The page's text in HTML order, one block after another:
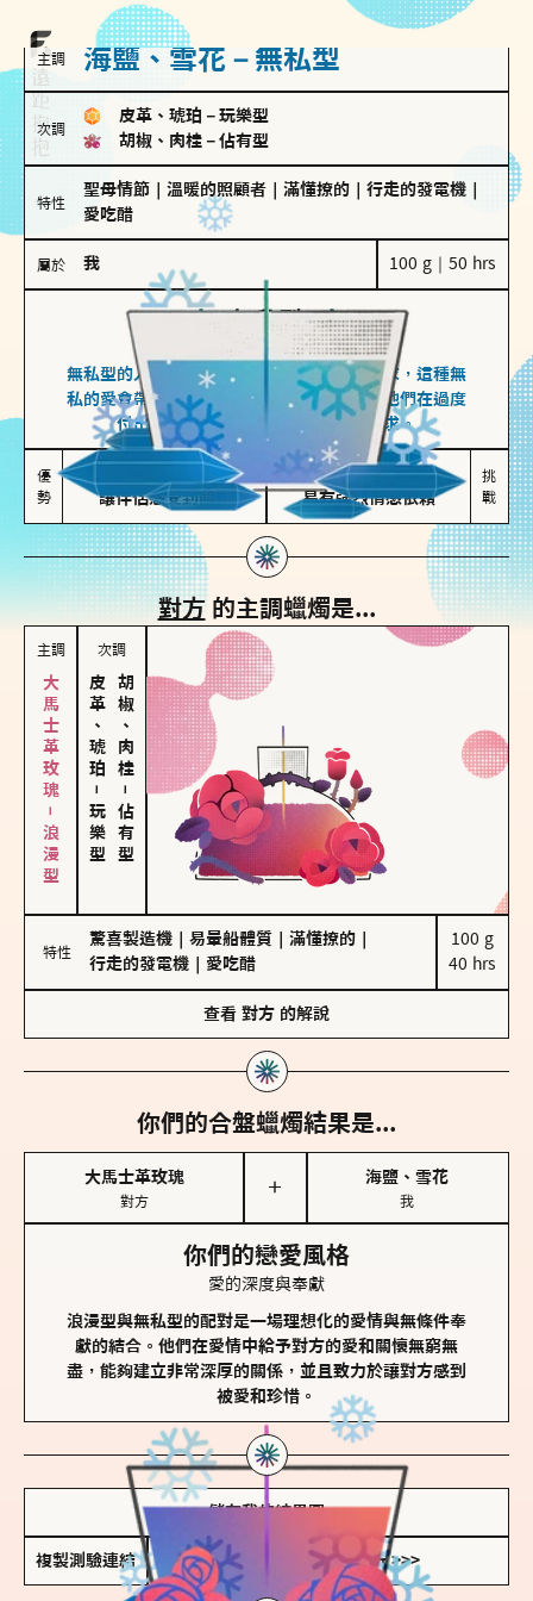
主調 海鹽、雪花－無私型
次調
皮革、琥珀 － 玩樂型
胡椒、肉桂 － 佔有型
特性
聖母情節 溫暖的照顧者 滿懂撩的 行走的發電機
愛吃醋
屬於 我 100 g｜50 hrs
無私型
海鹽、雪花
無私型的人傾向用心呵護、滿足另一半的需求，這種無
私的愛會帶來緊密的關係連結，但也可能讓他們在過度
付出中迷失自我，忽略自己真正的需求。
優
勢
讓伴侶感受到關懷
較難設立界線
易有強烈情感依賴
挑
戰
對方的主調蠟燭是...
主調
大馬士革玫瑰－浪漫型
次調
皮革、琥珀
－
玩樂型
胡椒、肉桂
－
佔有型
特性
驚喜製造機 易暈船體質 滿懂撩的
行走的發電機
愛吃醋
100 g
40 hrs
查看 對方 的解說
你們的合盤蠟燭結果是...
大馬士革玫瑰
對方
＋
海鹽、雪花
我
你們的戀愛風格
愛的深度與奉獻
浪漫型與無私型的配對是一場理想化的愛情與無條件奉
獻的結合。他們在愛情中給予對方的愛和關懷無窮無
盡，能夠建立非常深厚的關係，並且致力於讓對方感到
被愛和珍惜。
儲存我的結果圖
複製測驗連結 查看香氛類型全解析 >>>